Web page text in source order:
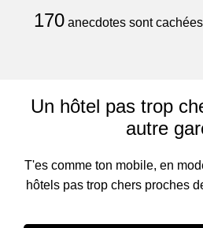
170anecdotes sont
Un hôtel pas trop
autre
T'es comme ton mobile, en
hôtels pas trop chers proches